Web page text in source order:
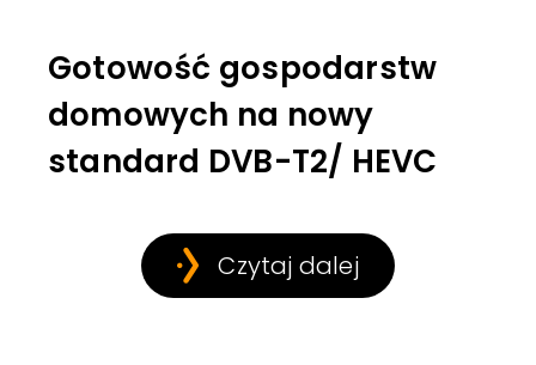
Gotowość gospodarstw
domowych na nowy
standard DVB-T2/ HEVC
Czytaj dalej